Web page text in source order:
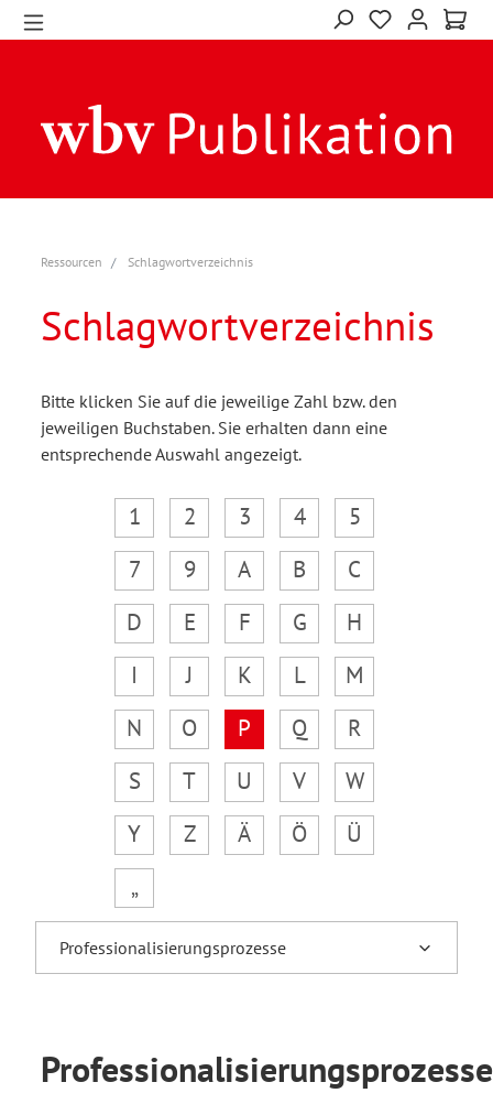
Ressourcen Schlagwortverzeichnis
Schlagwortverzeichnis
Bitte klicken Sie auf die jeweilige Zahl bzw. den
jeweiligen Buchstaben. Sie erhalten dann eine
entsprechende Auswahl angezeigt.
1 2 3 4
5
7
9 A B
C
D
E F G
H
I
J K L
M
N
O P Q
R
S
T U V
W
Y
Z Ä Ö
Ü
„
Professionalisierungsprozesse